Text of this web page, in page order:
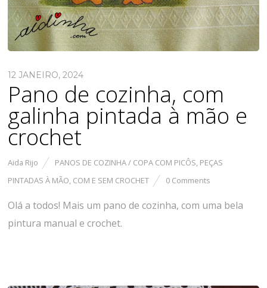
12 JANEIRO, 2024
Pano de cozinha, com
galinha pintada à mão e
crochet
Aida Rijo PANOS DE COZINHA / COPA COM PICÔS PEÇAS
PINTADAS À MÃO, COM E SEM CROCHET
0 Comments
Olá a todos! Mais um pano de cozinha, com uma bela
pintura manual e crochet.